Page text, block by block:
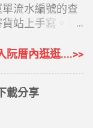
整的網站功能。
要的 SEO 及想
9 日宣布推出
不需要懂
買主機或安裝
流水編號的查
站上手寫。若
套表列印，至少
可以 EXCEL
，選擇一個自
阮厝內逛逛....>>
載分享